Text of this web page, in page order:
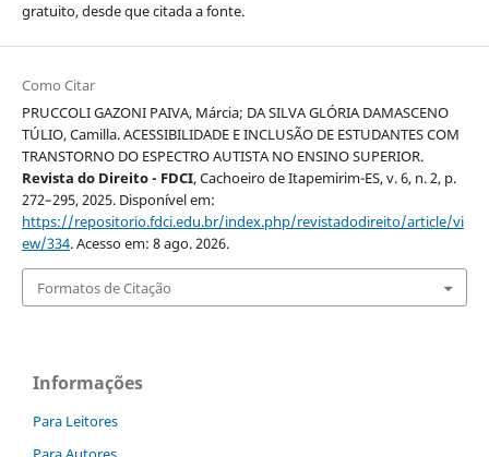
gratuito, desde que citada a fonte.
Como Citar
PRUCCOLI GAZONI PAIVA, Márcia; DA SILVA GLÓRIA DAMASCENO
TÚLIO, Camilla. ACESSIBILIDADE E INCLUSÃO DE ESTUDANTES COM
TRANSTORNO DO ESPECTRO AUTISTA NO ENSINO SUPERIOR.
Revista do Direito - FDCI, Cachoeiro de Itapemirim-ES, v. 6, n. 2, p.
272–295, 2025. Disponível em:
https://repositorio.fdci.edu.br/index.php/revistadodireito/article/vi
ew/334. Acesso em: 8 ago. 2026.
Formatos de Citação
Informações
Para Leitores